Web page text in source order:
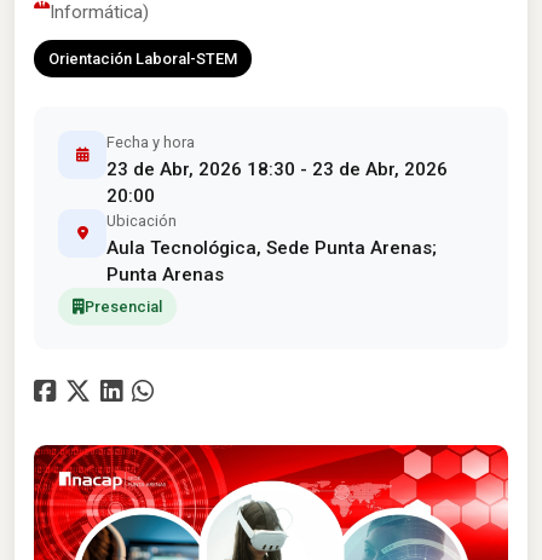
Informática)
Orientación Laboral-STEM
Fecha y hora
23 de Abr, 2026 18:30 - 23 de Abr, 2026
20:00
Ubicación
Aula Tecnológica, Sede Punta Arenas;
Punta Arenas
Presencial